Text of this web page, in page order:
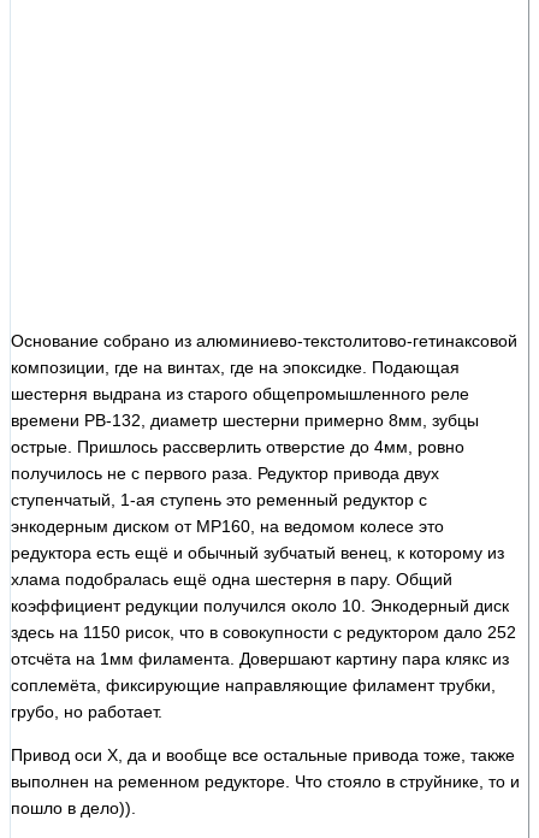
Основание собрано из алюминиево-текстолитово-гетинаксовой
композиции, где на винтах, где на эпоксидке. Подающая
шестерня выдрана из старого общепромышленного реле
времени РВ-132, диаметр шестерни примерно 8мм, зубцы
острые. Пришлось рассверлить отверстие до 4мм, ровно
получилось не с первого раза. Редуктор привода двух
ступенчатый, 1-ая ступень это ременный редуктор с
энкодерным диском от MP160, на ведомом колесе это
редуктора есть ещё и обычный зубчатый венец, к которому из
хлама подобралась ещё одна шестерня в пару. Общий
коэффициент редукции получился около 10. Энкодерный диск
здесь на 1150 рисок, что в совокупности с редуктором дало 252
отсчёта на 1мм филамента. Довершают картину пара клякс из
соплемёта, фиксирующие направляющие филамент трубки,
грубо, но работает.
Привод оси X, да и вообще все остальные привода тоже, также
выполнен на ременном редукторе. Что стояло в струйнике, то и
пошло в дело)).